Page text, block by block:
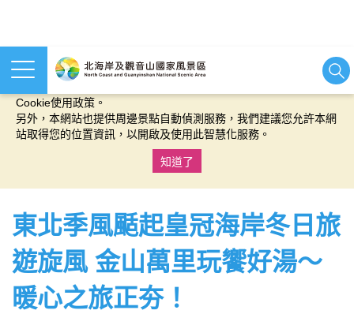
本網站使用cookies等相關技術以持續優化網站服務，並有助於為
Cookie使用政策。
另外，本網站也提供周邊景點自動偵測服務，我們建議您允許本網
站取得您的位置資訊，以開啟及使用此智慧化服務。
知道了
東北季風颳起皇冠海岸冬日旅
遊旋風 金山萬里玩饗好湯～
暖心之旅正夯！